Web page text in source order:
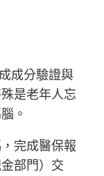
成分驗證與
是老年人忘
。
完成醫保報
部門）交